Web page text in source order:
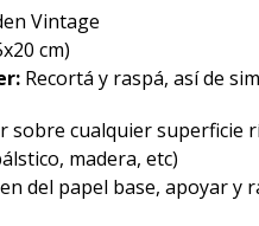
Vintage
cm)
Recortá y raspá, así de
sobre cualquier superficie
madera, etc)
del papel base, apoyar y